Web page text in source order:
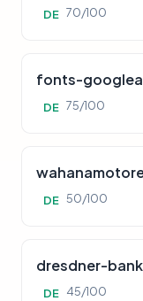
DE 70/100
fonts-
DE 75/100
DE 50/100
dresdner-
DE 45/100